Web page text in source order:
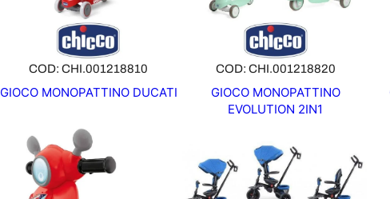
COD: CHI.001218810
GIOCO MONOPATTINO DUCATI
COD: CHI.001218820
GIOCO MONOPATTINO
EVOLUTION 2IN1